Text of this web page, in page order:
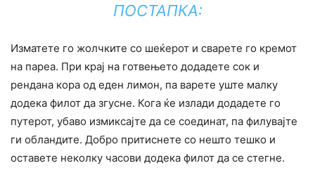
ПОСТАПКА:
Изматете го жолчките со шеќерот и сварете го кремот
на пареа. При крај на готвењето додадете сок и
рендана кора од еден лимон, па варете уште малку
додека филот да згусне. Кога ќе излади додадете го
путерот, убаво измиксајте да се соединат, па филувајте
ги обландите. Добро притиснете со нешто тешко и
оставете неколку часови додека филот да се стегне.